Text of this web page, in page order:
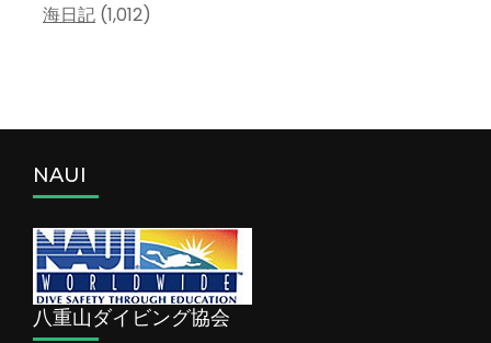
海日記 (1,012)
NAUI
八重山ダイビング協会